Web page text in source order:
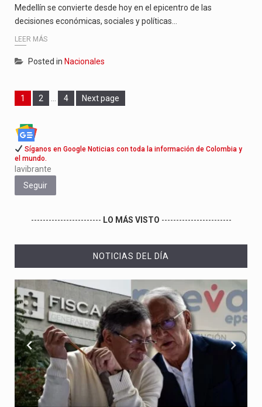
Medellín se convierte desde hoy en el epicentro de las
decisiones económicas, sociales y políticas…
LEER MÁS
Posted in Nacionales
Page
1 Page
2 Page
4 Next page
Síganos en Google Noticias con toda la información de Colombia y
el mundo.
lavibrante
Seguir
------------------------ LO MÁS VISTO ------------------------
NOTICIAS DEL DÍA